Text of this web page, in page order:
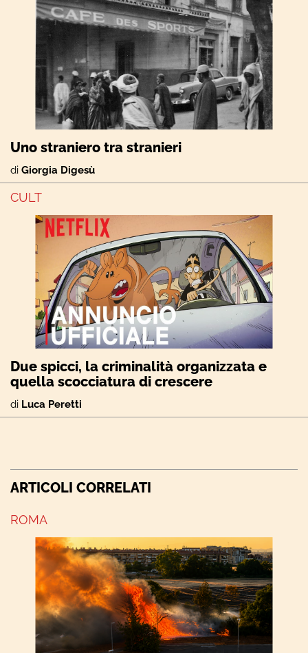
Uno straniero tra stranieri
di Giorgia Digesù
CULT
Due spicci, la criminalità organizzata e
quella scocciatura di crescere
di Luca Peretti
ARTICOLI CORRELATI
ROMA